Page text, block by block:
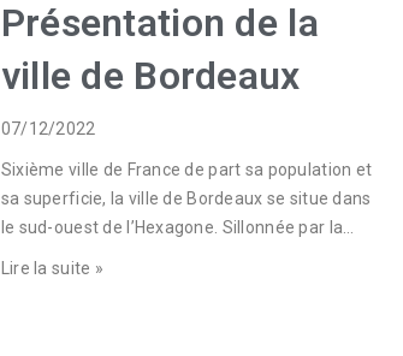
Présentation de la
ville de Bordeaux
07/12/2022
Sixième ville de France de part sa population et
sa superficie, la ville de Bordeaux se situe dans
le sud-ouest de l’Hexagone. Sillonnée par la…
Lire la suite »